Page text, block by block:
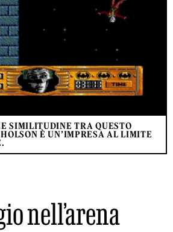
SIMILITUDINE TRA QUESTO
È UN’IMPRESA AL LIMITE
nell’arena